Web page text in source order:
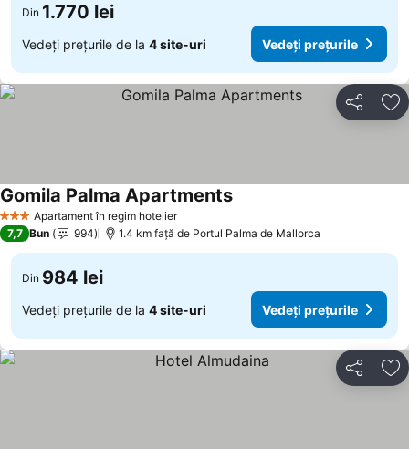
Din 1.770 lei
Vedeți prețurile de la 4 site-uri Vedeți prețurile
Distribuiți
3 SteleApartament în regim hotelier
Gomila Palma ApartmentsVedeți prețurile
7,7 Bun 994 1.4 km faţă de Portul Palma de Mallorca
Din 984 lei
Vedeți prețurile de la 4 site-uri Vedeți prețurile
Distribuiți